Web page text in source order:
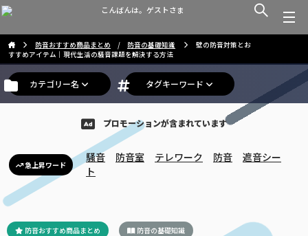
こんばんは。ゲストさま
防音おすすめ商品まとめ / 防音の基礎知識
壁の防音対策とお
すすめアイテム｜現代生活の騒音課題を解決する方法
カテゴリー名 タグキーワード
プロモーションが含まれています
急上昇ワード
騒音 防音室 テレワーク 防音
遮音シー
ト
防音おすすめ商品まとめ 防音の基礎知識